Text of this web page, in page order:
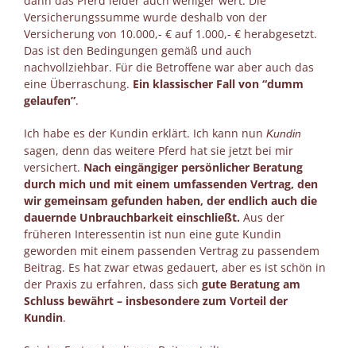
Versicherungssumme wurde deshalb von der
Versicherung von 10.000,- € auf 1.000,- € herabgesetzt.
Das ist den Bedingungen gemäß und auch
nachvollziehbar. Für die Betroffene war aber auch das
eine Überraschung. Ein klassischer Fall von “dumm
gelaufen”.
Ich habe es der Kundin erklärt. Ich kann nun Kundin
sagen, denn das weitere Pferd hat sie jetzt bei mir
versichert. Nach eingängiger persönlicher Beratung
durch mich und mit einem umfassenden Vertrag, den
wir gemeinsam gefunden haben, der endlich auch die
dauernde Unbrauchbarkeit einschließt. Aus der
früheren Interessentin ist nun eine gute Kundin
geworden mit einem passenden Vertrag zu passendem
Beitrag. Es hat zwar etwas gedauert, aber es ist schön in
der Praxis zu erfahren, dass sich gute Beratung am
Schluss bewährt – insbesondere zum Vorteil der
Kundin.